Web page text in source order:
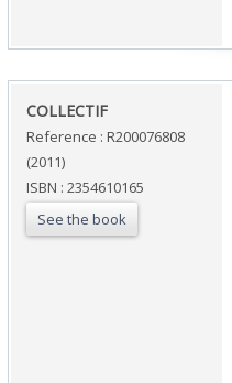
‎COLLECTIF‎
Reference : R200076808
(2011)
ISBN : 2354610165
See the book